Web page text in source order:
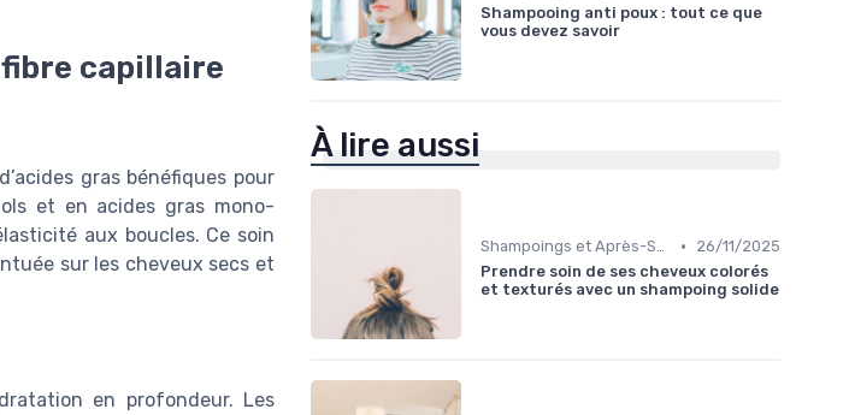
fibre capillaire
gras bénéfiques pour
et en acides gras mono-
aux boucles. Ce soin
sur les cheveux secs et
en profondeur. Les
Shampooing anti poux : tout ce que
vous devez savoir
À lire aussi
Shampoings et Après-Shampoings •
26/11/2025
Prendre soin de ses cheveux colorés
et texturés avec un shampoing solide